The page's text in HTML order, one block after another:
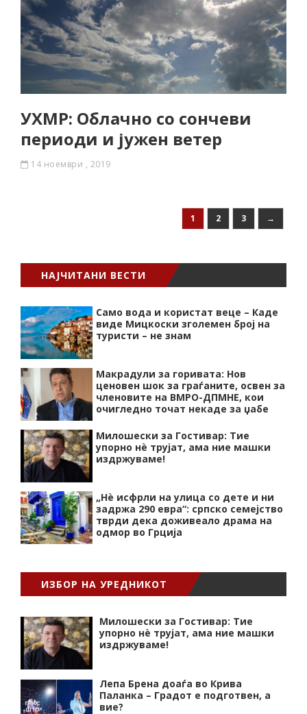
УХМР: Облачно со сончеви
периоди и јужен ветер
14 ноември , 2019
1 2 3 →
НАЈЧИТАНИ ВЕСТИ
Само вода и користат веце – Каде
виде Мицкоски зголемен број на
туристи – не знам
Макрадули за горивата: Нов
ценовен шок за граѓаните, освен за
членовите на ВМРО-ДПМНЕ, кои
очигледно точат некаде за џабе
Милошески за Гостивар: Тие
упорно нѐ трујат, ама ние машки
издржуваме!
„Нѐ исфрли на улица со дете и ни
задржа 290 евра“: српско семејство
тврди дека доживеало драма на
одмор во Грција
ИЗБОР НА УРЕДНИКОТ
Милошески за Гостивар: Тие
упорно нѐ трујат, ама ние машки
издржуваме!
Лепа Брена доаѓа во Крива
Паланка – Градот е подготвен, а
вие?